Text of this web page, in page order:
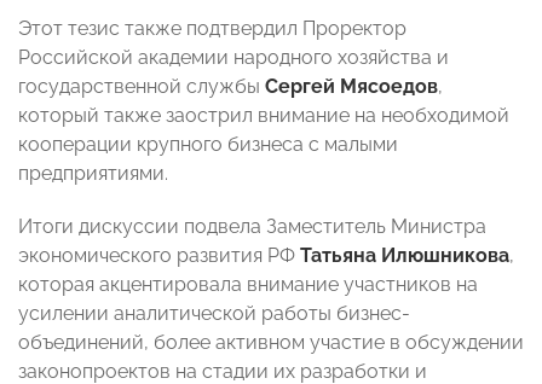
Этот тезис также подтвердил Проректор
Российской академии народного хозяйства и
государственной службы Сергей Мясоедов,
который также заострил внимание на необходимой
кооперации крупного бизнеса с малыми
предприятиями.
Итоги дискуссии подвела Заместитель Министра
экономического развития РФ Татьяна Илюшникова,
которая акцентировала внимание участников на
усилении аналитической работы бизнес-
объединений, более активном участие в обсуждении
законопроектов на стадии их разработки и